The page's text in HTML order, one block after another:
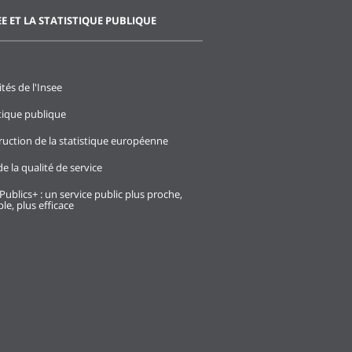
ET LA STATISTIQUE PUBLIQUE
de l'Insee
publique
de la statistique européenne
la qualité de service
: un service public plus proche,
plus efficace